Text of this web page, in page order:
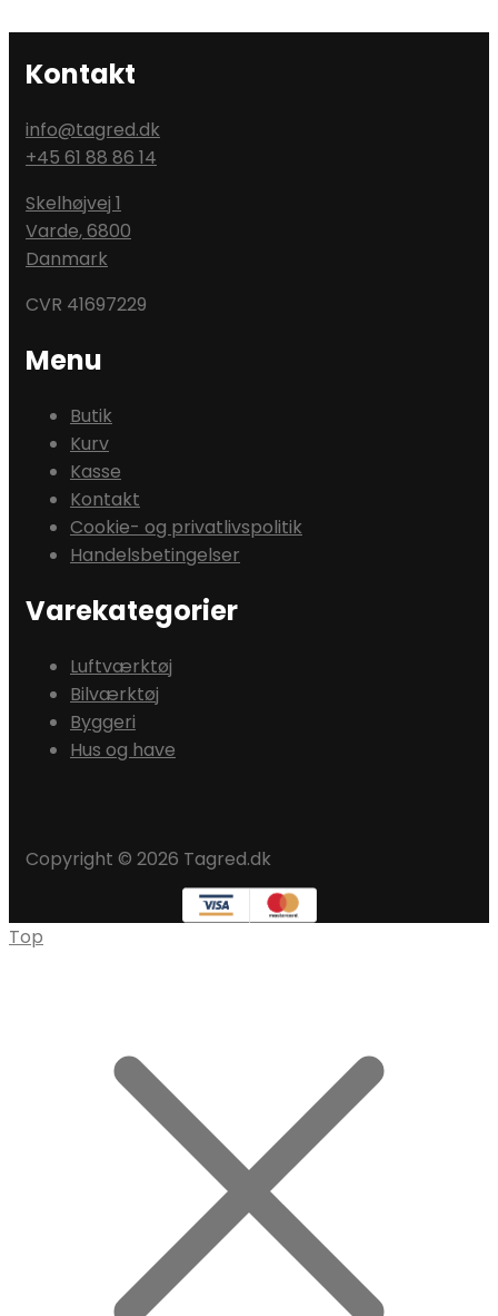
Kontakt
info@tagred.dk
+45 61 88 86 14
Skelhøjvej 1
Varde,6800
Danmark
CVR 41697229
Menu
Butik
Kurv
Kasse
Kontakt
Cookie- og privatlivspolitik
Handelsbetingelser
Varekategorier
Luftværktøj
Bilværktøj
Byggeri
Hus og have
Copyright © 2026 Tagred.dk
Top